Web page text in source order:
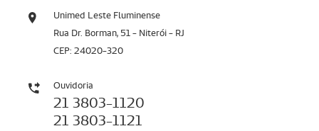
Unimed Leste Fluminense
Rua Dr. Borman, 51 - Niterói - RJ
CEP: 24020-320
Ouvidoria
21 3803-1120
21 3803-1121